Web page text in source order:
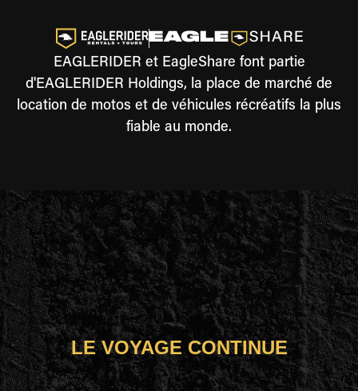
EAGLERIDER et EagleShare font partie
d'EAGLERIDER Holdings, la place de marché de
location de motos et de véhicules récréatifs la plus
fiable au monde.
LE VOYAGE CONTINUE